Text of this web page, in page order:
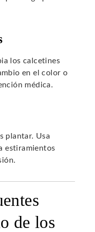
los calcetines
en el color o
médica.
plantar. Usa
estiramientos
de los